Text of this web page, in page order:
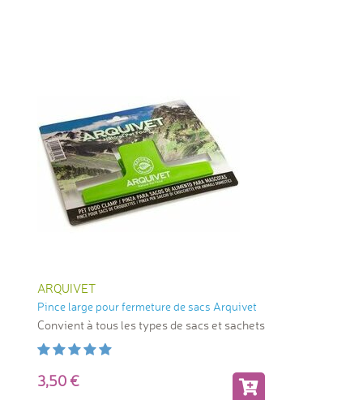
ARQUIVET
Pince large pour fermeture de sacs Arquivet
Convient à tous les types de sacs et sachets
3,50